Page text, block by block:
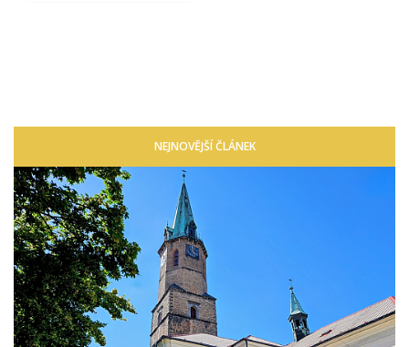
NEJNOVĚJŠÍ ČLÁNEK